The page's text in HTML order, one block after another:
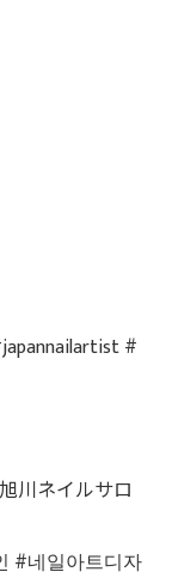
#
サロ
#네일아트디자